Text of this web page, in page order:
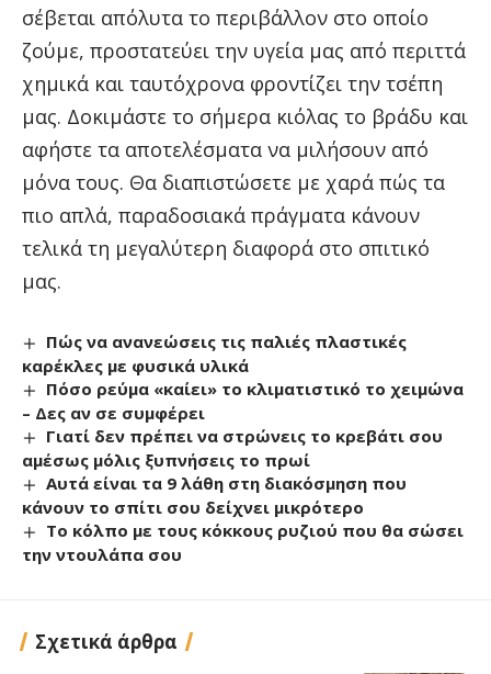
σέβεται απόλυτα το περιβάλλον στο οποίο
ζούμε, προστατεύει την υγεία μας από περιττά
χημικά και ταυτόχρονα φροντίζει την τσέπη
μας. Δοκιμάστε το σήμερα κιόλας το βράδυ και
αφήστε τα αποτελέσματα να μιλήσουν από
μόνα τους. Θα διαπιστώσετε με χαρά πώς τα
πιο απλά, παραδοσιακά πράγματα κάνουν
τελικά τη μεγαλύτερη διαφορά στο σπιτικό
μας.
Πώς να ανανεώσεις τις παλιές πλαστικές
καρέκλες με φυσικά υλικά
Πόσο ρεύμα «καίει» το κλιματιστικό το χειμώνα
– Δες αν σε συμφέρει
Γιατί δεν πρέπει να στρώνεις το κρεβάτι σου
αμέσως μόλις ξυπνήσεις το πρωί
Αυτά είναι τα 9 λάθη στη διακόσμηση που
κάνουν το σπίτι σου δείχνει μικρότερο
Το κόλπο με τους κόκκους ρυζιού που θα σώσει
την ντουλάπα σου
Σχετικά άρθρα